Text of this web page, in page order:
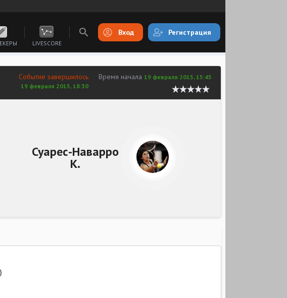
LIVESCORE
Вход Регистрация
Время начала 19 февраля 2015, 15:45
Событие завершилось
19 февраля 2015, 18:30
Суарес-Наварро
К.